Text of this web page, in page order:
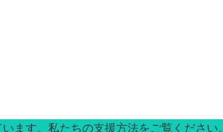
ます。私たちの支援方法をご覧ください。